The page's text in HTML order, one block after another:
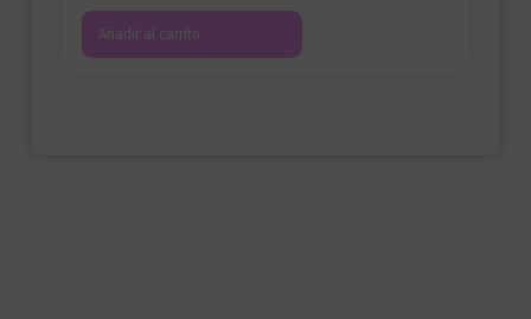
Añadir al carrito